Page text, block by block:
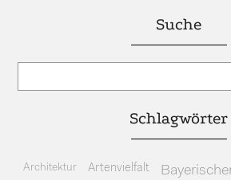
Suche
Schlagwörter
Architektur Artenvielfalt